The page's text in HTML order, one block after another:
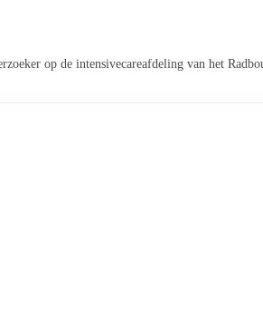
op de intensivecareafdeling van het